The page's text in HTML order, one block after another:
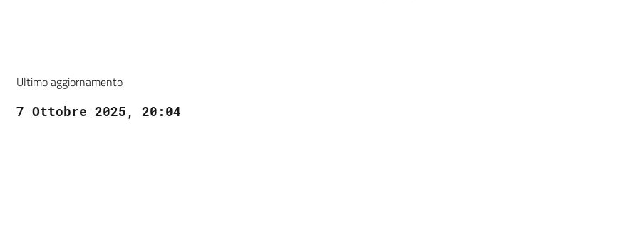
Ultimo aggiornamento
7 Ottobre 2025, 20:04